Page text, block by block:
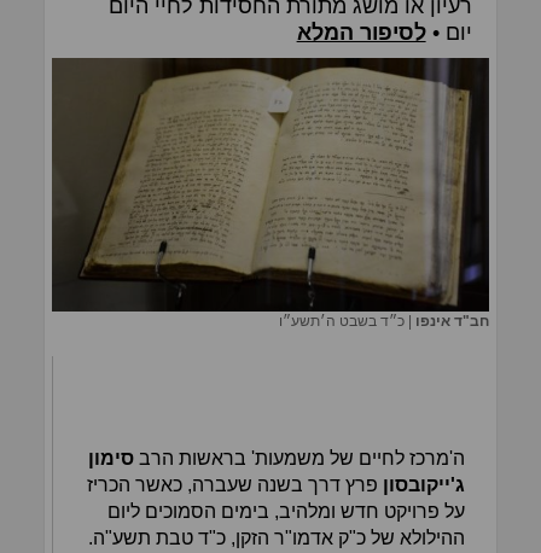
רעיון או מושג מתורת החסידות לחיי היום
יום •לסיפור המלא
חב"ד אינפו |כ״ד בשבט ה׳תשע״ו
ה'מרכז לחיים של משמעות' בראשות הרבסימון
ג'ייקובסון פרץ דרך בשנה שעברה, כאשר הכריז
על פרויקט חדש ומלהיב, בימים הסמוכים ליום
ההילולא של כ"ק אדמו"ר הזקן, כ"ד טבת תשע"ה.